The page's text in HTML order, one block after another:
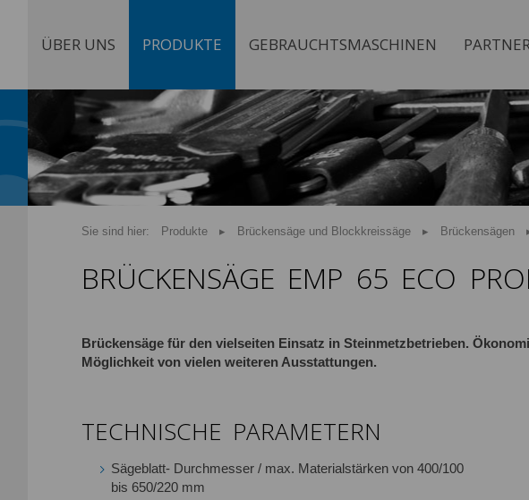
ÜBER UNS PRODUKTE GEBRAUCHTSMASCHINEN
Sie sind hier: Produkte Brückensäge und Blockkreissäge Brückensägen
BRÜCKENSÄGE EMP 65 ECO
Brückensäge für den vielseiten Einsatz in Steinmetzbetrieben.
Möglichkeit von vielen weiteren Ausstattungen.
TECHNISCHE PARAMETERN
Sägeblatt- Durchmesser / max. Materialstärken von 400/100
bis 650/220 mm